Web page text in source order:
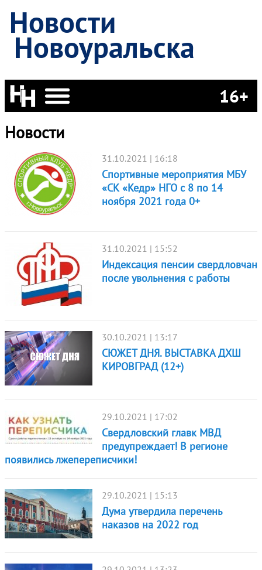
Новости
Новоуральска
16+
Новости
31.10.2021 | 16:18
Спортивные мероприятия МБУ
«СК «Кедр» НГО с 8 по 14
ноября 2021 года 0+
31.10.2021 | 15:52
Индексация пенсии свердловчан
после увольнения с работы
30.10.2021 | 13:17
СЮЖЕТ ДНЯ. ВЫСТАВКА ДХШ
КИРОВГРАД (12+)
29.10.2021 | 17:02
Свердловский главк МВД
предупреждает! В регионе
появились лжепереписчики!
29.10.2021 | 15:13
Дума утвердила перечень
наказов на 2022 год